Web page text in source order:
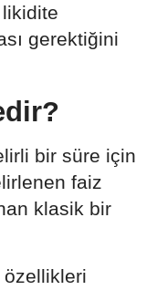
gerektiğini
bir süre için
faiz
klasik bir
özellikleri